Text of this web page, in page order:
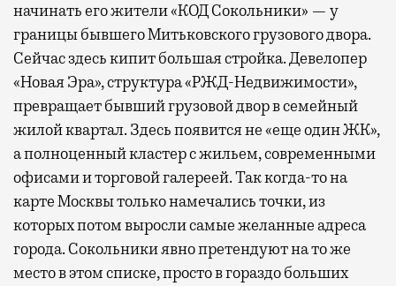
начинать его жители «КОД Сокольники» — у
границы бывшего Митьковского грузового двора.
Сейчас здесь кипит большая стройка. Девелопер
«Новая Эра», структура «РЖД-Недвижимости»,
превращает бывший грузовой двор в семейный
жилой квартал. Здесь появится не «еще один ЖК»,
а полноценный кластер с жильем, современными
офисами и торговой галереей. Так когда-то на
карте Москвы только намечались точки, из
которых потом выросли самые желанные адреса
города. Сокольники явно претендуют на то же
место в этом списке, просто в гораздо больших